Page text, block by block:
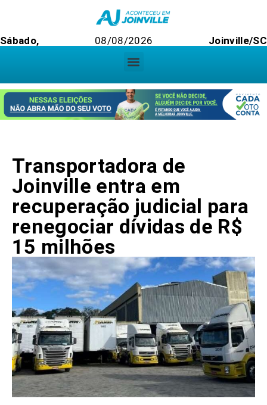
Sábado, 08/08/2026 Joinville/SC
Transportadora de
Joinville entra em
recuperação judicial para
renegociar dívidas de R$
15 milhões